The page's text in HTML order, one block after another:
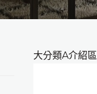
大分類A介紹區